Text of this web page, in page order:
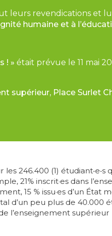
leurs revendications et
humaine et à
! » était prévue le 11 mai
supérieur, Place Surlet
les 246.400 (1)
21% inscrit·es dans
15 % issu·es d’un État
peu plus de 40.000
supérieur